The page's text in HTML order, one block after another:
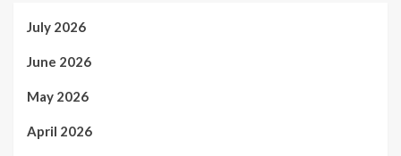
July 2026
June 2026
May 2026
April 2026